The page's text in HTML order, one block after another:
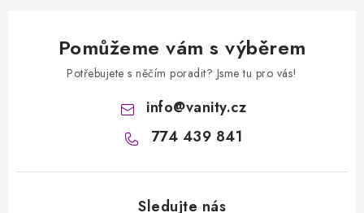
Pomůžeme vám s výběrem
Potřebujete s něčím poradit? Jsme tu pro vás!
info@vanity.cz
774 439 841